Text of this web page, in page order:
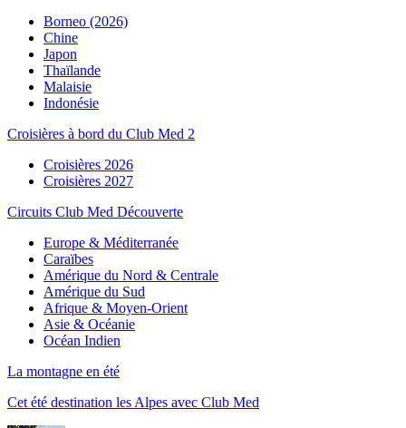
Borneo (2026)
Chine
Japon
Thaïlande
Malaisie
Indonésie
Croisières à bord du Club Med 2
Croisières 2026
Croisières 2027
Circuits Club Med Découverte
Europe & Méditerranée
Caraïbes
Amérique du Nord & Centrale
Amérique du Sud
Afrique & Moyen-Orient
Asie & Océanie
Océan Indien
La montagne en été
Cet été destination les Alpes avec Club Med